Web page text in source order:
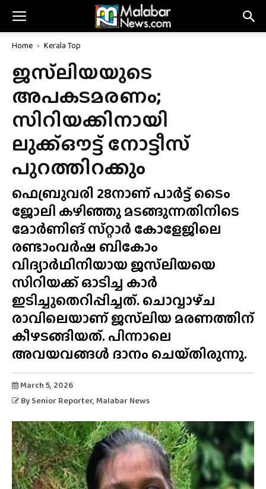
Home Kerala Top
ജസ്‌ലിയയുടെ
അപകടമരണം;
സിറിയക്കിനായി
ലുക്ക്ഔട്ട് നോട്ടീസ്
പുറത്തിറക്കും
ഫെബ്രുവരി 28നാണ് പാർട്ട് ടൈം
ജോലി കഴിഞ്ഞു മടങ്ങുന്നതിനിടെ
മോർണിങ് സ്‌റ്റാർ കോളേജിലെ
രണ്ടാംവർഷ ബികോം
വിദ്യാർഥിനിയായ ജസ്‌ലിയയെ
സിറിയക്ക് ഓടിച്ച കാർ
ഇടിച്ചുതെറിപ്പിച്ചത്. ചൊവ്വാഴ്‌ച
രാവിലെയാണ് ജസ്‌ലിയ മരണത്തിന്
കീഴടങ്ങിയത്. പിന്നാലെ
അവയവങ്ങൾ ദാനം ചെയ്‌തിരുന്നു.
March 5, 2026
By Senior Reporter, Malabar News